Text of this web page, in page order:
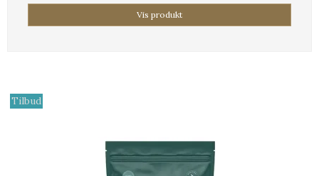
Vis produkt
Tilbud